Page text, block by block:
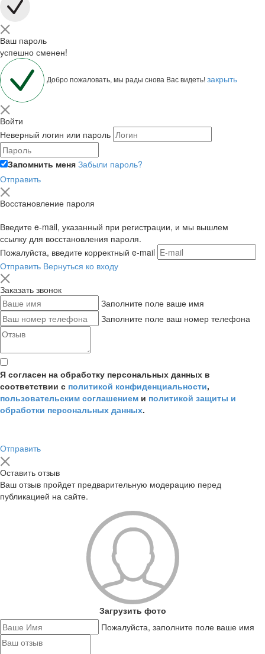
Ваш пароль
успешно сменен!
Добро пожаловать, мы рады снова Вас видеть!закрыть
Войти
Неверный логин или пароль
Запомнить меня Забыли пароль?
Отправить
Восстановление пароля
Введите e-mail, указанный при регистрации, и мы вышлем
ссылку для восстановления пароля.
Пожалуйста, введите корректный e-mail
Отправить Вернуться ко входу
Заказать звонок
Заполните поле ваше имя
Заполните поле ваш номер телефона
Я согласен на обработку персональных данных в
соответствии с политикой конфиденциальности,
пользовательским соглашением и политикой защиты и
обработки персональных данных.
Отправить
Оставить отзыв
Ваш отзыв пройдет предварительную модерацию перед
публикацией на сайте.
Загрузить фото
Пожалуйста, заполните поле ваше имя